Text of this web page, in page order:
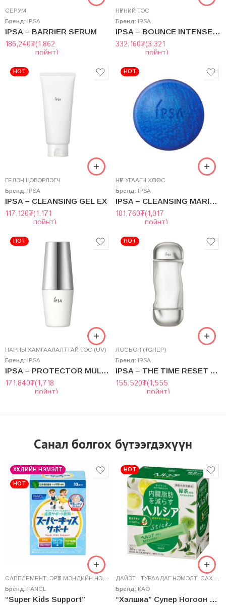
СЕРУМ
Бренд: IPSA
IPSA – BARRIER SERUM
186,240₮(1,862
пойнт)
НҮҮРНИЙ ТОС
Бренд: IPSA
IPSA – BOUNCE INTENSE CREAM
332,160₮(3,321
пойнт)
HOT
ГЕЛЭН ЦЭВЭРЛЭГЧ
Бренд: IPSA
IPSA – CLEANSING GEL EX
117,120₮(1,171
пойнт)
HOT
НҮҮР УГААГЧ ХӨӨС
Бренд: IPSA
IPSA – CLEANSING MARINE CAKE e
101,760₮(1,017
пойнт)
HOT
НАРНЫ ХАМГААЛАЛТТАЙ ТОС (UV)
Бренд: IPSA
IPSA – PROTECTOR MULTI SHIELD
171,840₮(1,718
пойнт)
HOT
ЛОСЬОН (ТОНЕР)
Бренд: IPSA
IPSA – THE TIME RESET AQUA
155,520₮(1,555
пойнт)
Санал болгох бүтээгдэхүүн
ХҮҮХДИЙН НЭМЭЛТ
HOT
САППЛЕМЕНТ ЭРҮҮЛ МЭНДИЙН НЭМЭЛТ
Бренд: FANCL
“Super Kids Support”
HOT
ДАЙЭТ - ТУРААДАГ НЭМЭЛТ САХАР БУУЛГАГЧ
Бренд: КАО
“Хэлшиа” Супер Ногоон Цай